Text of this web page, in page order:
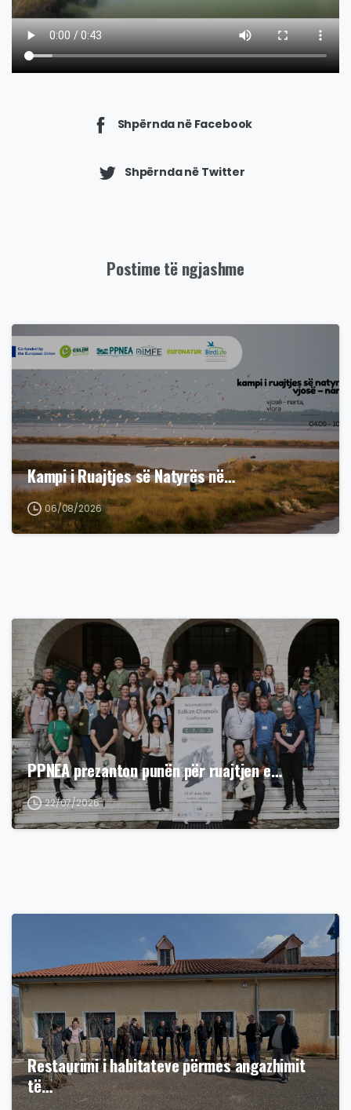
Shpërnda në Facebook
Shpërnda në Twitter
Postime të ngjashme
Kampi i Ruajtjes së Natyrës në…
06/08/2026
PPNEA prezanton punën për ruajtjen e…
22/07/2026
Restaurimi i habitateve përmes angazhimit
të…